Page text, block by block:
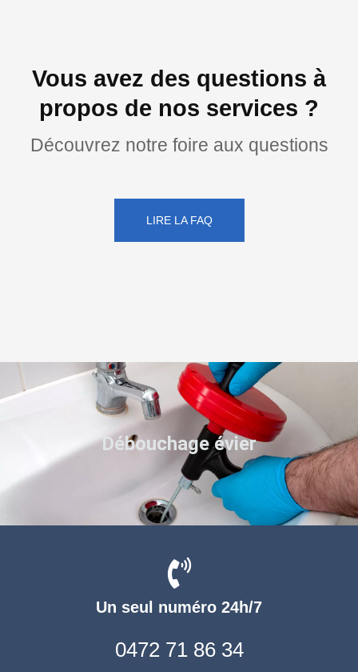
Vous avez des questions à
propos de nos services ?
Découvrez notre foire aux questions
LIRE LA FAQ
Un seul numéro 24h/7
0472 71 86 34
Débouchage évier